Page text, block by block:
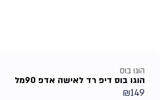
הוגו בוס
הוגו בוס דיפ רד לאישה אדפ 90מל
₪149